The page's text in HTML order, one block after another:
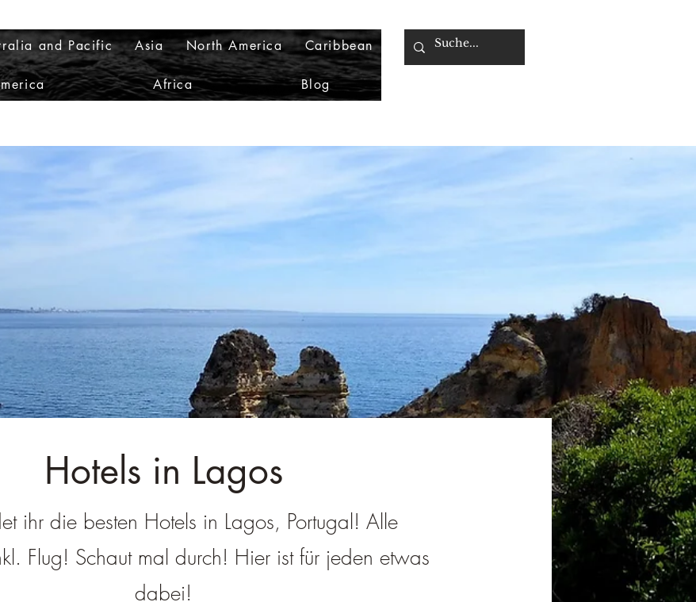
and Pacific Asia North America Caribbean
Africa Blog
Hotels in Lagos
ihr die besten Hotels in Lagos, Portugal! Alle
Flug! Schaut mal durch! Hier ist für jeden etwas
dabei!